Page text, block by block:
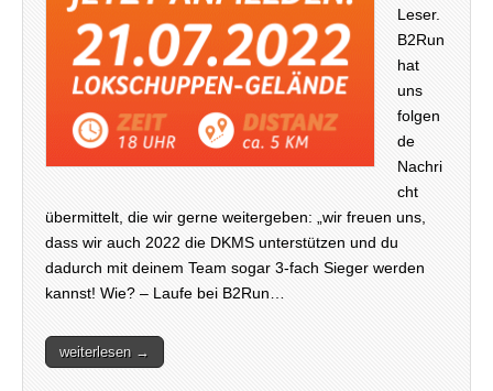
Leser.
B2Run
hat
uns
folgen
de
Nachri
cht
übermittelt, die wir gerne weitergeben: „wir freuen uns,
dass wir auch 2022 die DKMS unterstützen und du
dadurch mit deinem Team sogar 3-fach Sieger werden
kannst! Wie? – Laufe bei B2Run…
weiterlesen →